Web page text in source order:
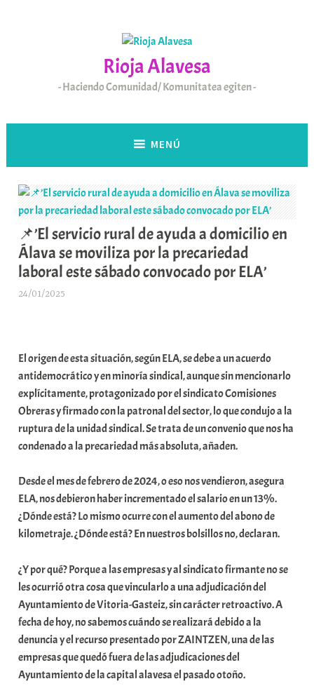
Rioja Alavesa
Haciendo Comunidad/ Komunitatea egiten
MENÚ
📌’El servicio rural de ayuda a domicilio en
Álava se moviliza por la precariedad
laboral este sábado convocado por ELA’
24/01/2025
a
r
E
r
r
i
x
a
K
o
u
n
i
t
a
t
e
El origen de esta situación, según ELA, se debe a un acuerdo
antidemocrático y en minoría sindical, aunque sin mencionarlo
explícitamente, protagonizado por el sindicato Comisiones
Obreras y firmado con la patronal del sector, lo que condujo a la
ruptura de la unidad sindical. Se trata de un convenio que nos ha
condenado a la precariedad más absoluta, añaden.
Desde el mes de febrero de 2024, o eso nos vendieron, asegura
ELA, nos debieron haber incrementado el salario en un 13%.
¿Dónde está? Lo mismo ocurre con el aumento del abono de
kilometraje. ¿Dónde está? En nuestros bolsillos no, declaran.
¿Y por qué? Porque a las empresas y al sindicato firmante no se
les ocurrió otra cosa que vincularlo a una adjudicación del
Ayuntamiento de Vitoria-Gasteiz, sin carácter retroactivo. A
fecha de hoy, no sabemos cuándo se realizará debido a la
denuncia y el recurso presentado por ZAINTZEN, una de las
empresas que quedó fuera de las adjudicaciones del
Ayuntamiento de la capital alavesa el pasado otoño.